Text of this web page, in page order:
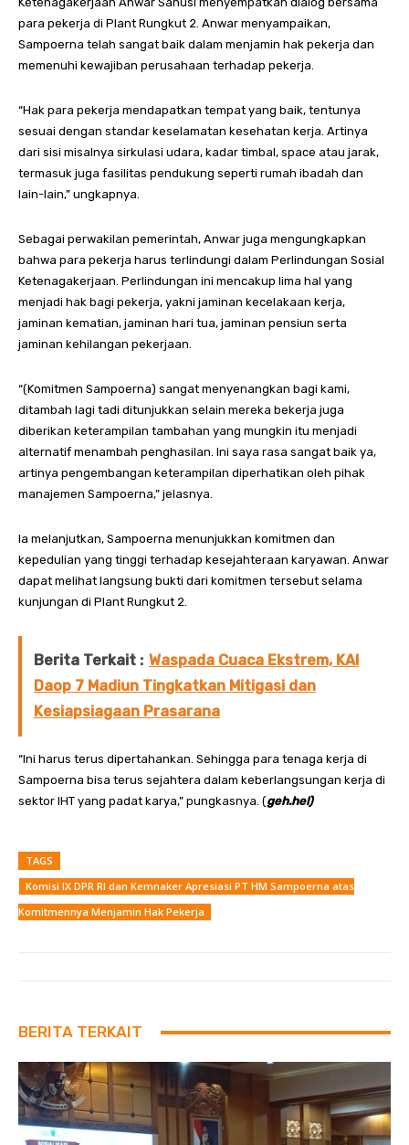
para pekerja di Plant Rungkut 2. Anwar menyampaikan,
Sampoerna telah sangat baik dalam menjamin hak pekerja dan
memenuhi kewajiban perusahaan terhadap pekerja.
“Hak para pekerja mendapatkan tempat yang baik, tentunya
sesuai dengan standar keselamatan kesehatan kerja. Artinya
dari sisi misalnya sirkulasi udara, kadar timbal, space atau jarak,
termasuk juga fasilitas pendukung seperti rumah ibadah dan
lain-lain,” ungkapnya.
Sebagai perwakilan pemerintah, Anwar juga mengungkapkan
bahwa para pekerja harus terlindungi dalam Perlindungan Sosial
Ketenagakerjaan. Perlindungan ini mencakup lima hal yang
menjadi hak bagi pekerja, yakni jaminan kecelakaan kerja,
jaminan kematian, jaminan hari tua, jaminan pensiun serta
jaminan kehilangan pekerjaan.
“(Komitmen Sampoerna) sangat menyenangkan bagi kami,
ditambah lagi tadi ditunjukkan selain mereka bekerja juga
diberikan keterampilan tambahan yang mungkin itu menjadi
alternatif menambah penghasilan. Ini saya rasa sangat baik ya,
artinya pengembangan keterampilan diperhatikan oleh pihak
manajemen Sampoerna,” jelasnya.
Ia melanjutkan, Sampoerna menunjukkan komitmen dan
kepedulian yang tinggi terhadap kesejahteraan karyawan. Anwar
dapat melihat langsung bukti dari komitmen tersebut selama
kunjungan di Plant Rungkut 2.
Berita Terkait : Waspada Cuaca Ekstrem, KAI
Daop 7 Madiun Tingkatkan Mitigasi dan
Kesiapsiagaan Prasarana
“Ini harus terus dipertahankan. Sehingga para tenaga kerja di
Sampoerna bisa terus sejahtera dalam keberlangsungan kerja di
sektor IHT yang padat karya,” pungkasnya. (geh.hel)
TAGS
Komisi IX DPR RI dan Kemnaker Apresiasi PT HM Sampoerna atas
Komitmennya Menjamin Hak Pekerja
BERITA TERKAIT